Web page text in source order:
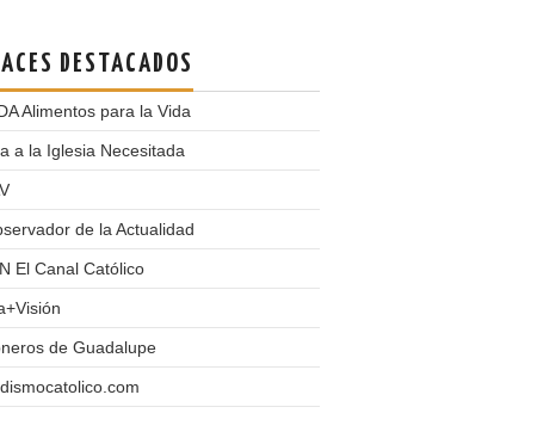
DESTACADOS
Alimentos para la Vida
a la Iglesia Necesitada
de la Actualidad
El Canal Católico
de Guadalupe